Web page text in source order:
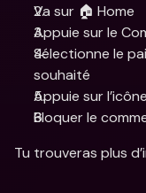
Va sur 🏠 Home
Appuie sur le
Sélectionne le
souhaité
Appuie sur
Bloquer le
Tu trouveras plus